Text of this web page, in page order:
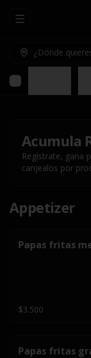
Abrir menu de
¿Dónde
Acumula
Regístrate, gana
canjealos por
Appetizer
Papas fritas
$3.500
Papas fritas